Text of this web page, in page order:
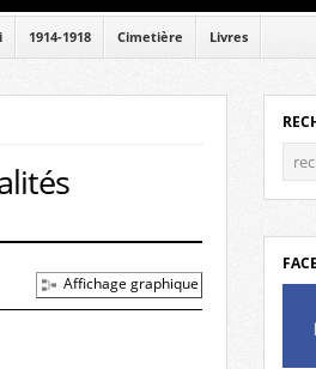
1914-1918 Cimetière Livres
Affichage graphique